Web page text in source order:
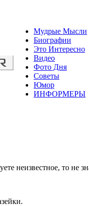
Мудрые Мысли
Биографии
Это Интересно
Видео
Фото Дня
Советы
Юмор
ИНФОРМЕРЫ
неизвестное, то не